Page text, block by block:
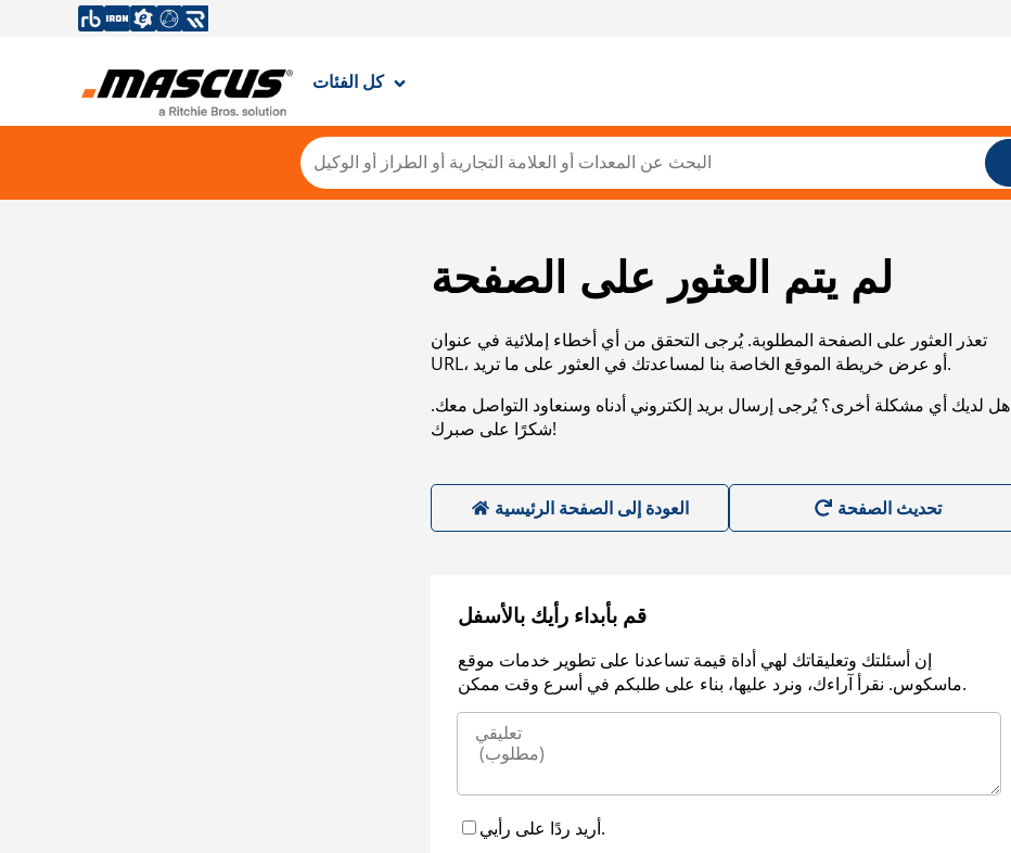
كل الفئات
لم يتم العثور على الصفحة
تعذر العثور على الصفحة المطلوبة. يُرجى التحقق من أي أخطاء إملائية في عنوان
URL، أو عرض خريطة الموقع الخاصة بنا لمساعدتك في العثور على ما تريد.
هل لديك أي مشكلة أخرى؟ يُرجى إرسال بريد إلكتروني أدناه وسنعاود التواصل معك.
شكرًا على صبرك!
العودة إلى الصفحة الرئيسية
قم بأبداء رأيك بالأسفل
إن أسئلتك وتعليقاتك لهي أداة قيمة تساعدنا على تطوير خدمات موقع
ماسكوس. نقرأ آراءك، ونرد عليها، بناء على طلبكم في أسرع وقت ممكن.
أريد ردًا على رأيي.